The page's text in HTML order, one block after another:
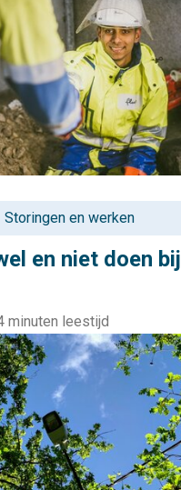
Storingen en werken
en niet doen bij
minuten leestijd